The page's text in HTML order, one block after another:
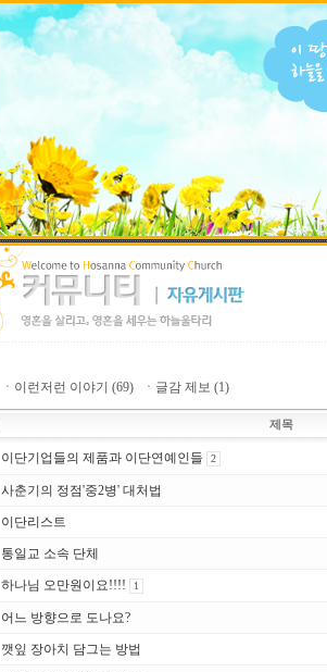
ㆍ 이런저런 이야기 (69) ㆍ 글감 제보 (1)
제목
이단기업들의 제품과 이단연예인들 2
사춘기의 정점'중2병' 대처법
이단리스트
통일교 소속 단체
하나님 오만원이요!!!! 1
어느 방향으로 도나요?
깻잎 장아치 담그는 방법